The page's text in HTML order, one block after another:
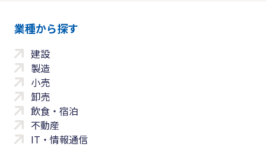
業種から探す
建設
製造
小売
卸売
飲食・宿泊
不動産
IT・情報通信